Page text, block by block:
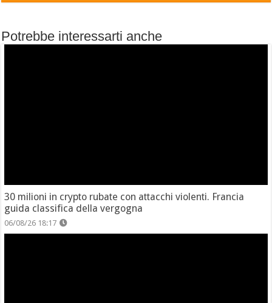
Potrebbe interessarti anche
30 milioni in crypto rubate con attacchi violenti. Francia
guida classifica della vergogna
06/08/26 18:17